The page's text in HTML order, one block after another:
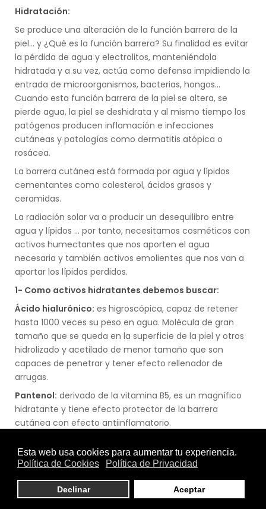
Hidratación:
Se produce una alteración de la función barrera de la
piel… y ¿Qué es la función barrera? Su finalidad es evitar
la pérdida de agua y electrolitos, manteniéndola
hidratada y a su vez, actúa como defensa impidiendo la
entrada de microorganismos, bacterias, hongos...
Cuando esta función barrera de la piel se altera, se
pierde agua, la piel se deshidrata y al mismo tiempo los
patógenos producen inflamación e infecciones
cutáneas y patologías como dermatitis atópica o
rosácea.
La barrera cutánea está formada por agua y lípidos
cementantes como colesterol, ácidos grasos y
ceramidas.
La radiación solar va a producir un desequilibro entre
agua y lípidos … por tanto, necesitamos cosméticos con
activos humectantes que nos aporten el agua
necesaria y también activos emolientes que nos van a
aportar los lípidos perdidos.
1- Como activos hidratantes debemos buscar:
Ácido hialurónico: es higroscópica, capaz de retener
hasta 1000 veces su peso en agua. Molécula de gran
tamaño que se queda en la superficie de la piel y otros
hidrolizado y acetilado de menor tamaño que son
capaces de penetrar y tener efecto rellenador de
arrugas.
Pantenol: derivado de la vitamina B5, es un magnífico
hidratante y tiene efecto protector de la barrera
cutánea con efecto antiinflamatorio.
pero a concentraciones altas tiene actividad
queratolítica (psoriasis, durezas, callosidades)
Alantoína:además de hidratante, tiene propiedades
calmantes.